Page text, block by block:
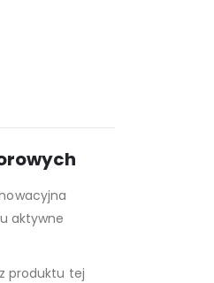
aktywne
produktu tej